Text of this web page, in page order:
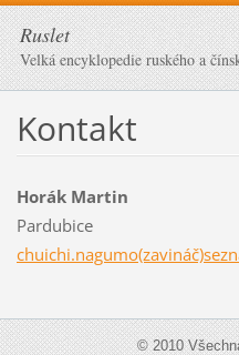
Ruslet
Velká encyklopedie ruského a
Kontakt
Horák Martin
Pardubice
© 2010